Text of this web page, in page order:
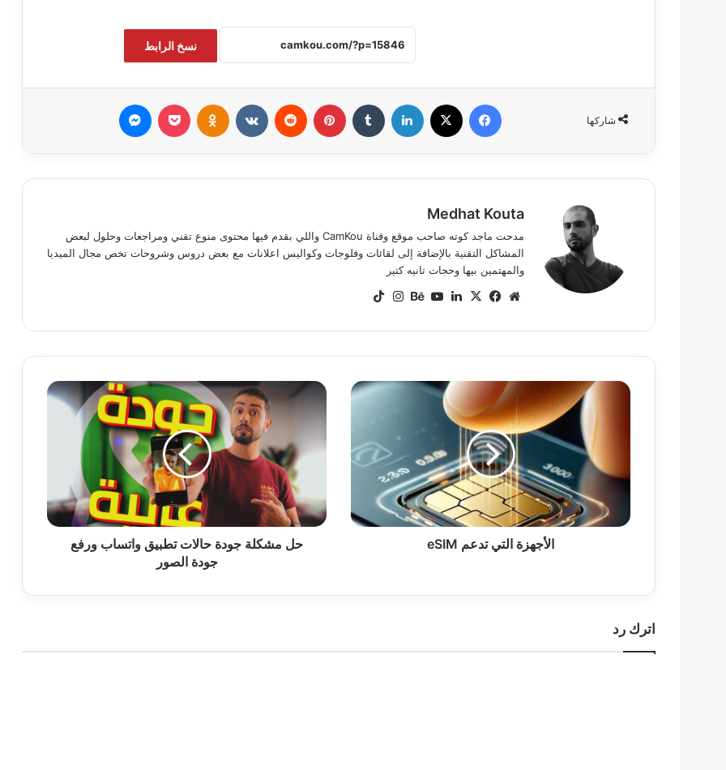
نسخ الرابط
شاركها
فيسبوك لينكدإن بينتيريست Odnoklassniki
‫Pocket
Medhat Kouta
مدحت ماجد كوته صاحب موقع وقناة CamKou واللي بقدم فيها محتوى منوع تقني ومراجعات وحلول لبعض
المشاكل التقنية بالإضافة إلى لقائات وفلوجات وكواليس اعلانات مع بعض دروس وشروحات تخص مجال الميديا
والمهتمين بيها وحجات تانيه كتير
موقعفيسبوك
‫X لينكدإن‫YouTube
بيهانسانستقرام
الأجهزة
الأجهزة التي تدعم eSIM
حل
حالات
تطبيق
واتساب
جودة
الصور
حل مشكلة جودة حالات تطبيق واتساب ورفع
جودة الصور
اترك رد